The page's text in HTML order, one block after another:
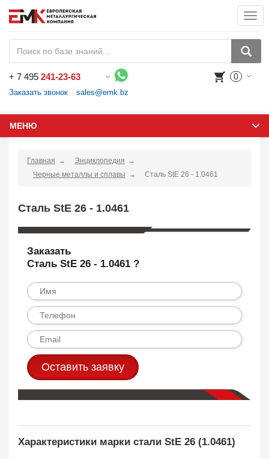
+ 7 495 241-23-63
Заказать звонок sales@emk.bz
0
МЕНЮ
Главная
Энциклопедия
Черные металлы и сплавы
Сталь StE 26 - 1.0461
Сталь StE 26 - 1.0461
Заказать
Сталь StE 26 - 1.0461 ?
Оставить заявку
Характеристики марки стали StE 26 (1.0461)